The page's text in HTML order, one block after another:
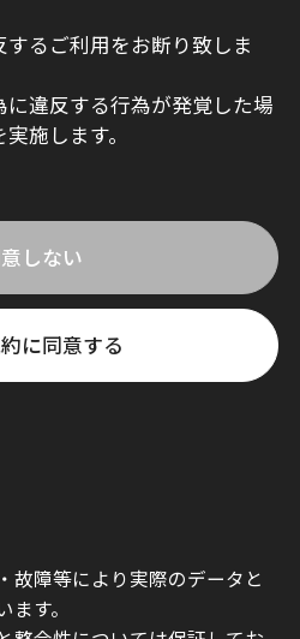
るご利用をお断り致しま
違反する行為が発覚した場
施します。
しない
に同意する
故障等により実際のデータと
す。